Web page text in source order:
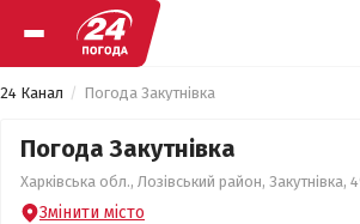
24 Канал Погода Закутнівка
Погода Закутнівка
Харківська обл., Лозівський район, Закутнівка,
Змінити місто